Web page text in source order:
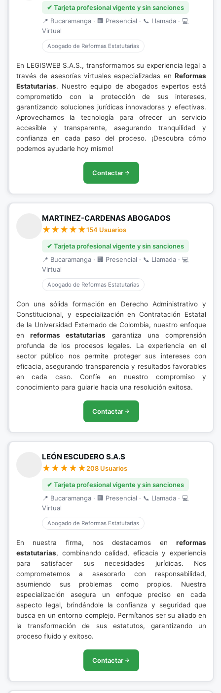
✔ Tarjeta profesional vigente y sin sanciones
📍 Bucaramanga · 🏢 Presencial · 📞 Llamada · 💻
Virtual
Abogado de Reformas Estatutarias
En LEGISWEB S.A.S., transformamos su experiencia legal a
través de asesorías virtuales especializadas en Reformas
Estatutarias. Nuestro equipo de abogados expertos está
comprometido con la protección de sus intereses,
garantizando soluciones jurídicas innovadoras y efectivas.
Aprovechamos la tecnología para ofrecer un servicio
accesible y transparente, asegurando tranquilidad y
confianza en cada paso del proceso. ¡Descubra cómo
podemos ayudarle hoy mismo!
Contactar
MARTINEZ-CARDENAS ABOGADOS
154 Usuarios
✔ Tarjeta profesional vigente y sin sanciones
📍 Bucaramanga · 🏢 Presencial · 📞 Llamada · 💻
Virtual
Abogado de Reformas Estatutarias
Con una sólida formación en Derecho Administrativo y
Constitucional, y especialización en Contratación Estatal
de la Universidad Externado de Colombia, nuestro enfoque
enreformas estatutarias garantiza una comprensión
profunda de los procesos legales. La experiencia en el
sector público nos permite proteger sus intereses con
eficacia, asegurando transparencia y resultados favorables
en cada caso. Confíe en nuestro compromiso y
conocimiento para guiarle hacia una resolución exitosa.
Contactar
LEÓN ESCUDERO S.A.S
208 Usuarios
✔ Tarjeta profesional vigente y sin sanciones
📍 Bucaramanga · 🏢 Presencial · 📞 Llamada · 💻
Virtual
Abogado de Reformas Estatutarias
En nuestra firma, nos destacamos en reformas
estatutarias, combinando calidad, eficacia y experiencia
para satisfacer sus necesidades jurídicas. Nos
comprometemos a asesorarlo con responsabilidad,
asumiendo sus problemas como propios. Nuestra
especialización asegura un enfoque preciso en cada
aspecto legal, brindándole la confianza y seguridad que
busca en un entorno complejo. Permítanos ser su aliado en
la transformación de sus estatutos, garantizando un
proceso fluido y exitoso.
Contactar